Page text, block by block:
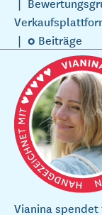
| 0 Beiträge
Vianina